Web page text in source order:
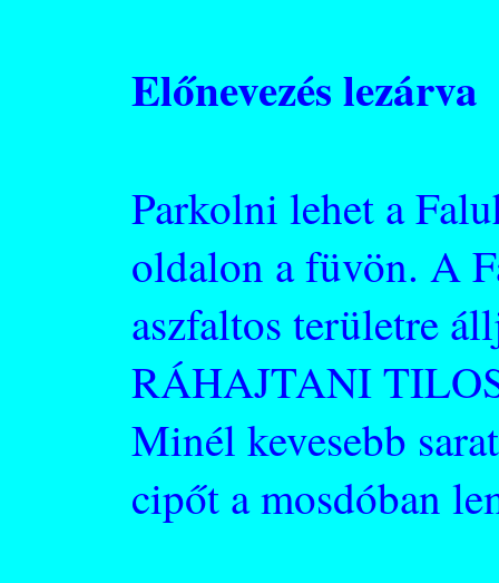
Előnevezés lezárva
Parkolni lehet a
oldalon a füvön. A
aszfaltos területre
RÁHAJTANI
Minél kevesebb
cipőt a mosdóban